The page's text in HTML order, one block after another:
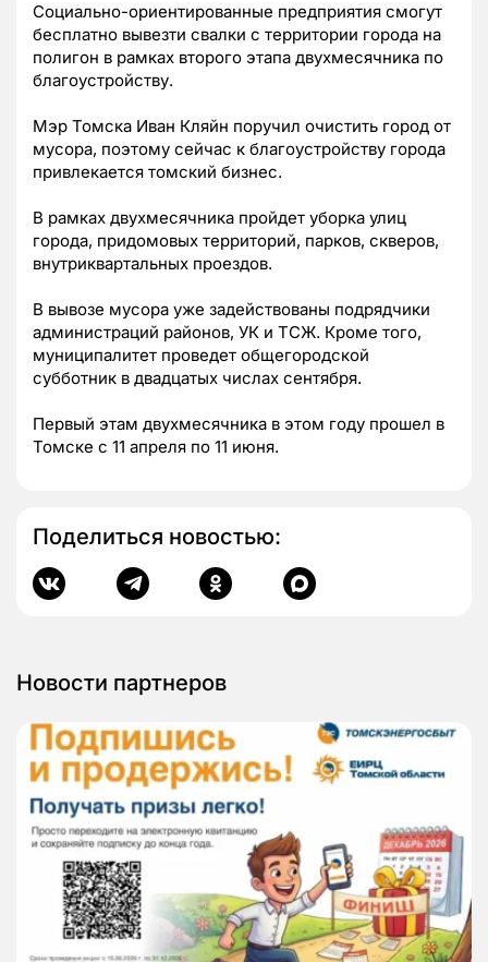
Социально-ориентированные предприятия смогут
бесплатно вывезти свалки с территории города на
полигон в рамках второго этапа двухмесячника по
благоустройству.
Мэр Томска Иван Кляйн поручил очистить город от
мусора, поэтому сейчас к благоустройству города
привлекается томский бизнес.
В рамках двухмесячника пройдет уборка улиц
города, придомовых территорий, парков, скверов,
внутриквартальных проездов.
В вывозе мусора уже задействованы подрядчики
администраций районов, УК и ТСЖ. Кроме того,
муниципалитет проведет общегородской
субботник в двадцатых числах сентября.
Первый этам двухмесячника в этом году прошел в
Томске с 11 апреля по 11 июня.
Поделиться новостью:
Новости партнеров